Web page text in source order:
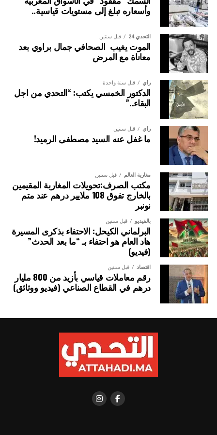
وأسعاره تبلغ إلى مستويات قياسية..
التحدي 24 قبل سنتين
الموت يغيب الصحافي جمال براوي بعد
معاناة مع المرض
رأي قبل سنة واحدة
الدكتور الخمسي يكتب: “التحدي من اجل
البقاء..”
رأي قبل سنتين
ما غفل عنه السيد مصطفى الرميد!
مغاربة العالم قبل سنتين
مكتب الصرف:تحويلات المغاربة المقيمين
بالخارج تفوق 108 ملايير درهم عند متم
نونبر
بالفيديو قبل سنتين
البرلماني الكيحل: الاحتفاء بذكرى المسيرة
هاد العام هو احتفاء بـ “ما بعد الحدث”
(فيديو)
اقتصاد قبل سنتين
رقم معاملات قياسي بأزيد من 800 مليار
درهم في القطاع الصناعي (فيديو ووثائق)